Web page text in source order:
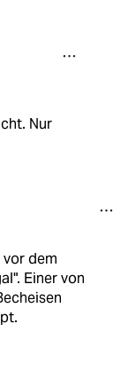
Nur
dem
Einer von